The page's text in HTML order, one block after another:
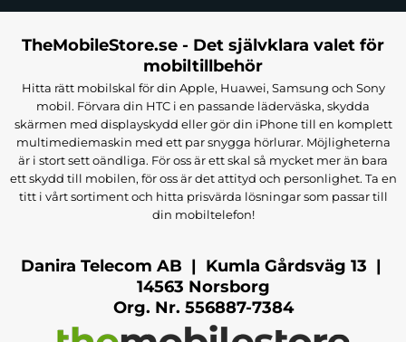
TheMobileStore.se - Det självklara valet för
mobiltillbehör
Hitta rätt mobilskal för din Apple, Huawei, Samsung och Sony
mobil. Förvara din HTC i en passande läderväska, skydda
skärmen med displayskydd eller gör din iPhone till en komplett
multimediemaskin med ett par snygga hörlurar. Möjligheterna
är i stort sett oändliga. För oss är ett skal så mycket mer än bara
ett skydd till mobilen, för oss är det attityd och personlighet. Ta en
titt i vårt sortiment och hitta prisvärda lösningar som passar till
din mobiltelefon!
Danira Telecom AB | Kumla Gårdsväg 13 |
14563 Norsborg
Org. Nr. 556887-7384